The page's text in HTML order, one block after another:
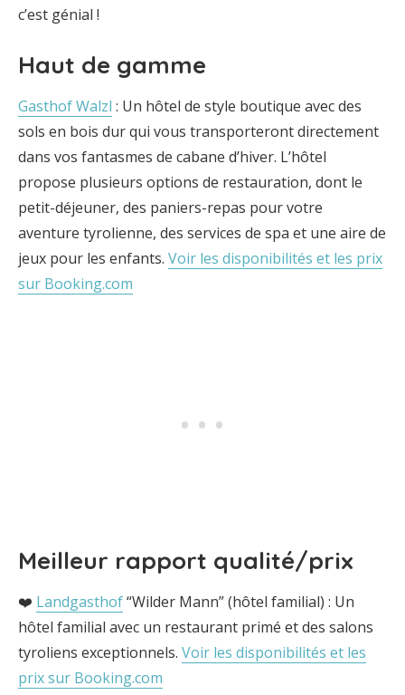
c’est génial !
Haut de gamme
Gasthof Walzl : Un hôtel de style boutique avec des
sols en bois dur qui vous transporteront directement
dans vos fantasmes de cabane d’hiver. L’hôtel
propose plusieurs options de restauration, dont le
petit-déjeuner, des paniers-repas pour votre
aventure tyrolienne, des services de spa et une aire de
jeux pour les enfants. Voir les disponibilités et les prix
sur Booking.com
Meilleur rapport qualité/prix
❤️ Landgasthof“Wilder Mann” (hôtel familial) : Un
hôtel familial avec un restaurant primé et des salons
tyroliens exceptionnels. Voir les disponibilités et les
prix sur Booking.com